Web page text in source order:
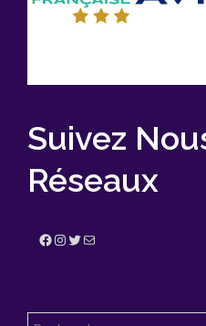
Suivez
Réseaux
Facebook InstagramTwitter E-mail
Rechercher :